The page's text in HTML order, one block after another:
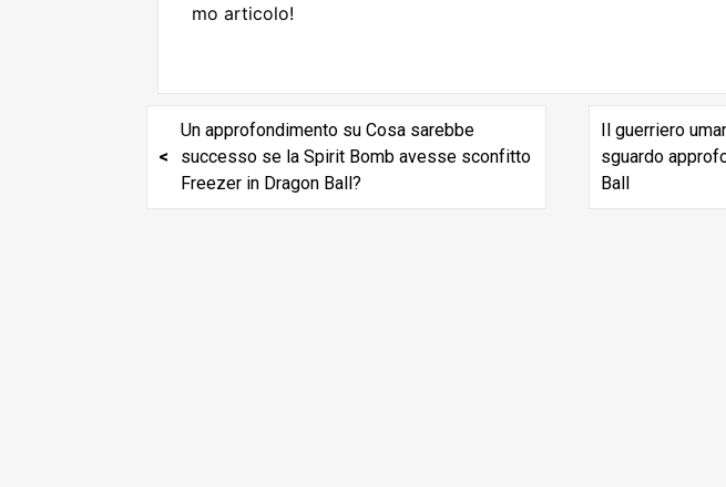
mo articolo!
Un approfondimento su Cosa sarebbe
successo se la Spirit Bomb avesse sconfitto
Freezer in Dragon Ball?
Il guerriero
sguardo
Ball